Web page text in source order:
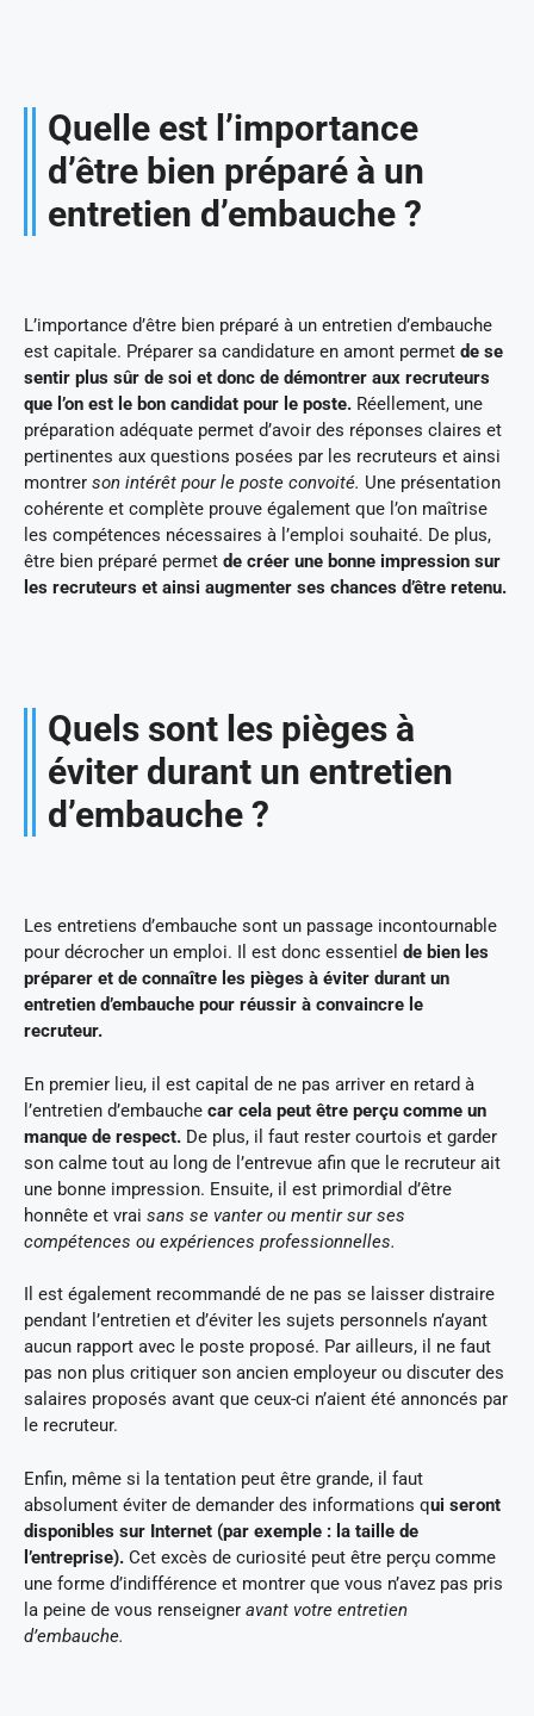
Quelle est l’importance
d’être bien préparé à un
entretien d’embauche ?
L’importance d’être bien préparé à un entretien d’embauche
est capitale. Préparer sa candidature en amont permet de se
sentir plus sûr de soi et donc de démontrer aux recruteurs
que l’on est le bon candidat pour le poste. Réellement, une
préparation adéquate permet d’avoir des réponses claires et
pertinentes aux questions posées par les recruteurs et ainsi
montrer son intérêt pour le poste convoité. Une présentation
cohérente et complète prouve également que l’on maîtrise
les compétences nécessaires à l’emploi souhaité. De plus,
être bien préparé permet de créer une bonne impression sur
les recruteurs et ainsi augmenter ses chances d’être retenu.
Quels sont les pièges à
éviter durant un entretien
d’embauche ?
Les entretiens d’embauche sont un passage incontournable
pour décrocher un emploi. Il est donc essentiel de bien les
préparer et de connaître les pièges à éviter durant un
entretien d’embauche pour réussir à convaincre le
recruteur.
En premier lieu, il est capital de ne pas arriver en retard à
l’entretien d’embauche car cela peut être perçu comme un
manque de respect. De plus, il faut rester courtois et garder
son calme tout au long de l’entrevue afin que le recruteur ait
une bonne impression. Ensuite, il est primordial d’être
honnête et vrai sans se vanter ou mentir sur ses
compétences ou expériences professionnelles.
Il est également recommandé de ne pas se laisser distraire
pendant l’entretien et d’éviter les sujets personnels n’ayant
aucun rapport avec le poste proposé. Par ailleurs, il ne faut
pas non plus critiquer son ancien employeur ou discuter des
salaires proposés avant que ceux-ci n’aient été annoncés par
le recruteur.
Enfin, même si la tentation peut être grande, il faut
absolument éviter de demander des informations qui seront
disponibles sur Internet (par exemple : la taille de
l’entreprise). Cet excès de curiosité peut être perçu comme
une forme d’indifférence et montrer que vous n’avez pas pris
la peine de vous renseigner avant votre entretien
d’embauche.